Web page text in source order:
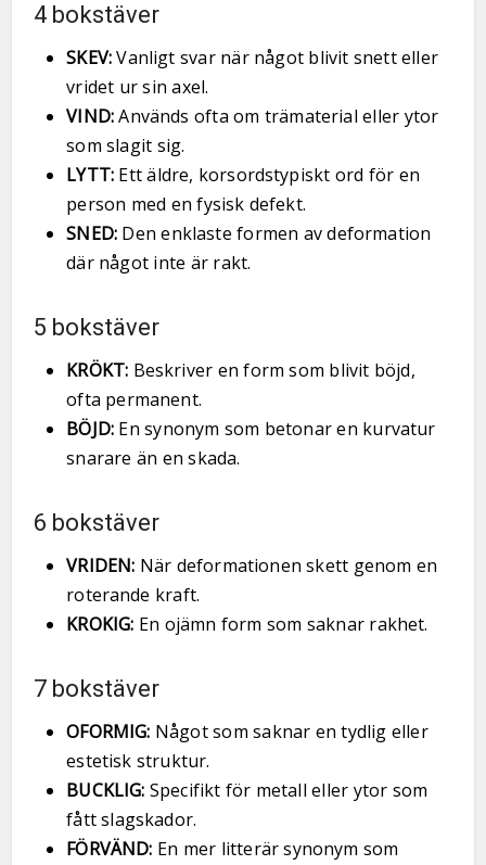
4 bokstäver
SKEV:Vanligt svar när något blivit snett eller
vridet ur sin axel.
VIND:Används ofta om trämaterial eller ytor
som slagit sig.
LYTT: Ett äldre, korsordstypiskt ord för en
person med en fysisk defekt.
SNED: Den enklaste formen av deformation
där något inte är rakt.
5 bokstäver
KRÖKT: Beskriver en form som blivit böjd,
ofta permanent.
BÖJD: En synonym som betonar en kurvatur
snarare än en skada.
6 bokstäver
VRIDEN: När deformationen skett genom en
roterande kraft.
KROKIG: En ojämn form som saknar rakhet.
7 bokstäver
OFORMIG: Något som saknar en tydlig eller
estetisk struktur.
BUCKLIG: Specifikt för metall eller ytor som
fått slagskador.
FÖRVÄND: En mer litterär synonym som